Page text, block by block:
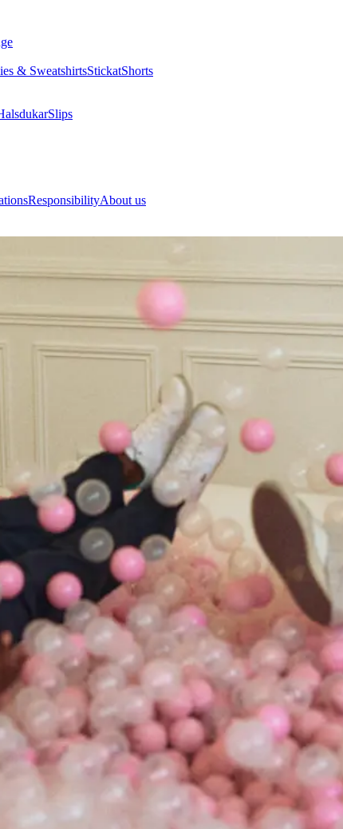
& SweatshirtsStickatShorts
Slips
ResponsibilityAbout us